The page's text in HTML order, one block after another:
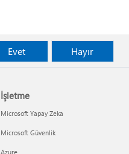
Evet Hayır
İşletme
Microsoft Yapay Zeka
Microsoft Güvenlik
Azure